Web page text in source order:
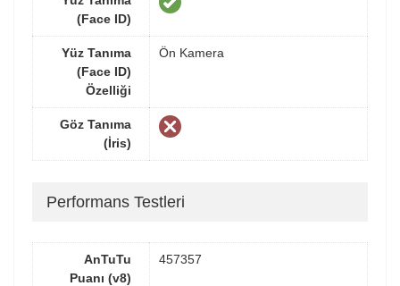
(Face ID)
Yüz Tanıma
(Face ID)
Özelliği
Ön Kamera
Göz Tanıma
(İris)
Performans Testleri
AnTuTu
Puanı (v8)
457357